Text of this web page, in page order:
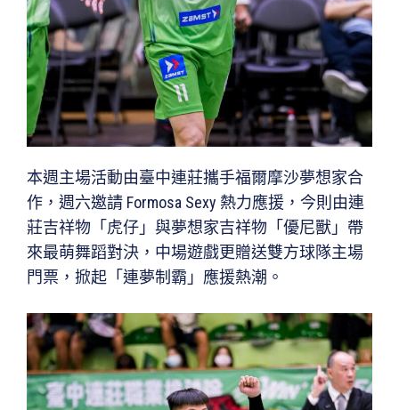
本週主場活動由臺中連莊攜手福爾摩沙夢想家合
作，週六邀請 Formosa Sexy 熱力應援，今則由連
莊吉祥物「虎仔」與夢想家吉祥物「優尼獸」帶
來最萌舞蹈對決，中場遊戲更贈送雙方球隊主場
門票，掀起「連夢制霸」應援熱潮。